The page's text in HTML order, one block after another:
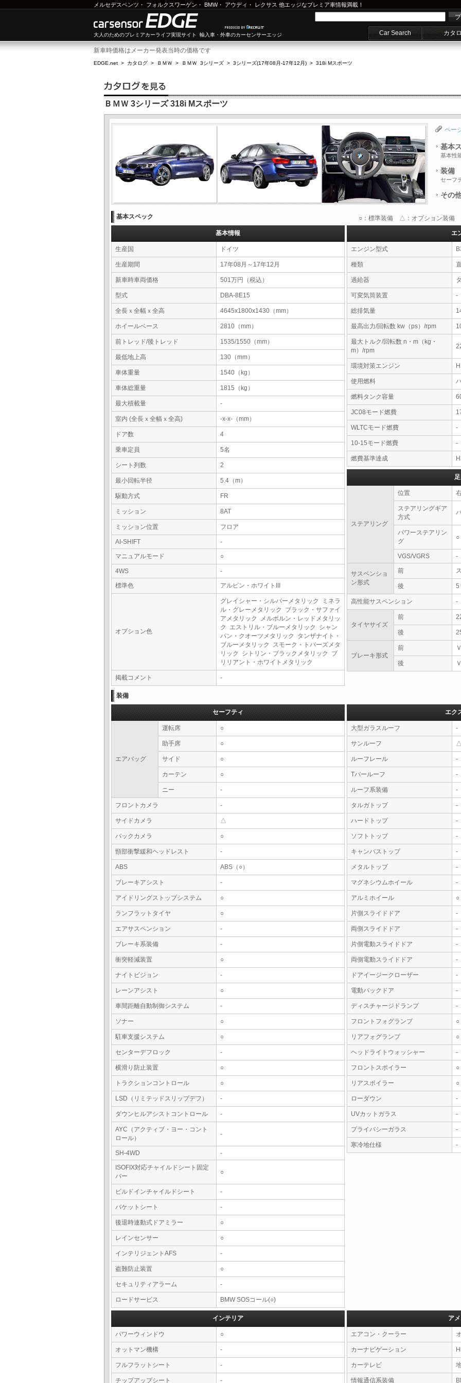
メルセデスベンツ ・ フォルクスワーゲン ・ BMW・ アウディ ・ レクサス 他エッジなプレミア車情報満載！
大人のためのプレミアカーライフ実現サイト 輸入車・外車のカーセンサーエッジ Car Search カタ
新車時価格はメーカー発表当時の価格です
EDGE.net > カタログ > ＢＭＷ > ＢＭＷ 3シリーズ > 3シリーズ(17年08月-17年12月) > 318i Mスポーツ
ＢＭＷ 3シリーズ 318i Mスポーツ
ペー
基本
基本性
装備
セーフ
その
基本スペック ○：標準装備 △：オプション装備 -
基本情報
生産国 ドイツ
生産期間 17年08月～17年12月
新車時車両価格 501万円（税込）
型式 DBA-8E15
全長ｘ全幅ｘ全高 4645x1800x1430（mm）
ホイールベース 2810（mm）
前トレッド/後トレッド 1535/1550（mm）
最低地上高 130（mm）
車体重量 1540（kg）
車体総重量 1815（kg）
最大積載量 -
室内 (全長ｘ全幅ｘ全高) -x-x-（mm）
ドア数 4
乗車定員 5名
シート列数 2
最小回転半径 5.4（m）
駆動方式 FR
ミッション 8AT
ミッション位置 フロア
AI-SHIFT
-
マニュアルモード
○
4WS
-
標準色
アルピン・ホワイトIII
オプション色
グレイシャー・シルバーメタリック ミネラ
ル・グレーメタリック ブラック・サファイ
アメタリック メルボルン・レッドメタリッ
ク エストリル・ブルーメタリック シャン
パン・クオーツメタリック タンザナイト・
ブルーメタリック スモーク・トパーズメタ
リック シトリン・ブラックメタリック ブ
リリアント・ホワイトメタリック
掲載コメント -
エ
エンジン型式
種類
過給器
可変気筒装置 -
総排気量
最高出力/回転数 kw（ps）/rpm
最大トルク/回転数 n・m（kg・
m）/rpm
環境対策エンジン
使用燃料
燃料タンク容量
JC08モード燃費
WLTCモード燃費 -
10-15モード燃費 -
燃費基準達成
ステアリング
位置
ステアリングギア
方式
パワーステアリン
グ
○
VGS/VGRS -
サスペンショ
ン形式
前
後 5
高性能サスペンション -
タイヤサイズ
前
後
ブレーキ形式
前
後
装備
セーフティ
エアバッグ
運転席 ○
助手席 ○
サイド ○
カーテン ○
ニー -
フロントカメラ -
サイドカメラ △
バックカメラ ○
頸部衝撃緩和ヘッドレスト -
ABS ABS（○）
ブレーキアシスト -
アイドリングストップシステム ○
ランフラットタイヤ ○
エアサスペンション -
ブレーキ系装備 -
衝突軽減装置 ○
ナイトビジョン -
レーンアシスト ○
車間距離自動制御システム -
ソナー ○
駐車支援システム ○
センターデフロック -
横滑り防止装置 ○
トラクションコントロール ○
LSD（リミテッドスリップデフ） -
ダウンヒルアシストコントロール -
AYC（アクティブ・ヨー・コント
ロール）
-
SH-4WD
-
ISOFIX対応チャイルドシート固定
バー
○
ビルドインチャイルドシート -
バケットシート -
後退時連動式ドアミラー ○
レインセンサー ○
インテリジェントAFS -
盗難防止装置 ○
セキュリティアラーム -
ロードサービス BMW SOSコール(○)
エク
大型ガラスルーフ -
サンルーフ △
ルーフレール -
Tバールーフ -
ルーフ系装備 -
タルガトップ -
ハードトップ -
ソフトトップ -
キャンバストップ -
メタルトップ -
マグネシウムホイール -
アルミホイール ○
片側スライドドア -
両側スライドドア -
片側電動スライドドア -
両側電動スライドドア -
ドアイージークローザー -
電動バックドア -
ディスチャージドランプ -
フロントフォグランプ ○
リアフォグランプ ○
ヘッドライトウォッシャー -
フロントスポイラー ○
リアスポイラー ○
ローダウン -
UVカットガラス -
プライバシーガラス -
寒冷地仕様 -
インテリア
パワーウィンドウ ○
オットマン機構 -
フルフラットシート -
チップアップシート -
ア
エアコン・クーラー
カーナビゲーション
カーテレビ
情報通信系装備